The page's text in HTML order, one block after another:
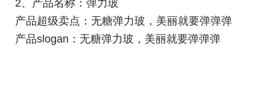
2、产品名称：弹力玻
产品超级卖点：无糖弹力玻，美丽就要弹弹弹
产品slogan：无糖弹力玻，美丽就要弹弹弹